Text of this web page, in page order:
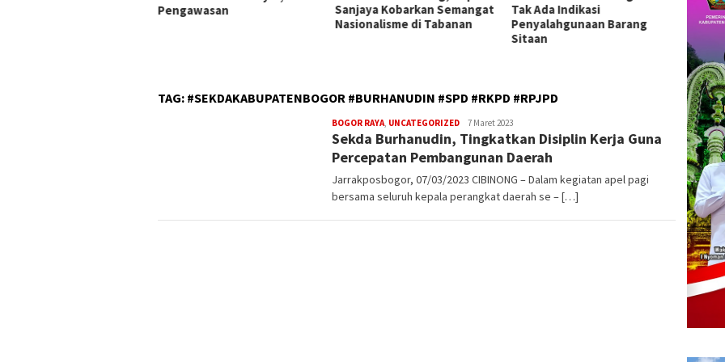
Sanjaya Kobarkan Semangat
Tak Ada Indikasi
Penyalahgunaan Barang
Pengobatan Gratis di Empat
Kecamatan Wujudkan
Pelayanan Kesehatan
2026
TAG: #SEKDAKABUPATENBOGOR #BURHANUDIN #SPD #RKPD #RPJPD
BOGOR RAYA, UNCATEGORIZED admin
7 Maret 2023
Sekda Burhanudin, Tingkatkan Disiplin Kerja Guna
Percepatan Pembangunan Daerah
Jarrakposbogor, 07/03/2023 CIBINONG – Dalam kegiatan apel pagi
bersama seluruh kepala perangkat daerah se – […]